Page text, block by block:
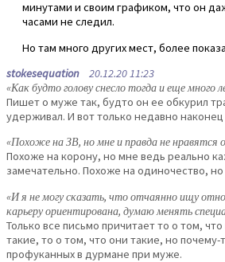
минутами и своим графиком, что он
часами не следил.
Но там много других мест, более
stokesequation 20.12.20 11:23
«Как будто голову снесло тогда и еще много
Пишет о муже так, будто он ее обкурил
удерживал. И вот только недавно
«Похоже на ЗВ, но мне и правда не нравятся
Похоже на корону, но мне ведь реально
замечательно. Похоже на одиночество,
«И я не могу сказать, что отчаянно ищу
карьеру ориентирована, думаю менять
Только все письмо причитает то о том,
такие, то о том, что они такие, но почему-
профуканных в дурмане при муже.